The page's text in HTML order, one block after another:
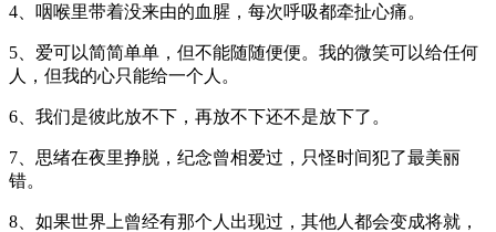
4、咽喉里带着没来由的血腥，每次呼吸都牵扯心痛。
5、爱可以简简单单，但不能随随便便。我的微笑可以给任何
人，但我的心只能给一个人。
6、我们是彼此放不下，再放不下还不是放下了。
7、思绪在夜里挣脱，纪念曾相爱过，只怪时间犯了最美丽
错。
8、如果世界上曾经有那个人出现过，其他人都会变成将就，